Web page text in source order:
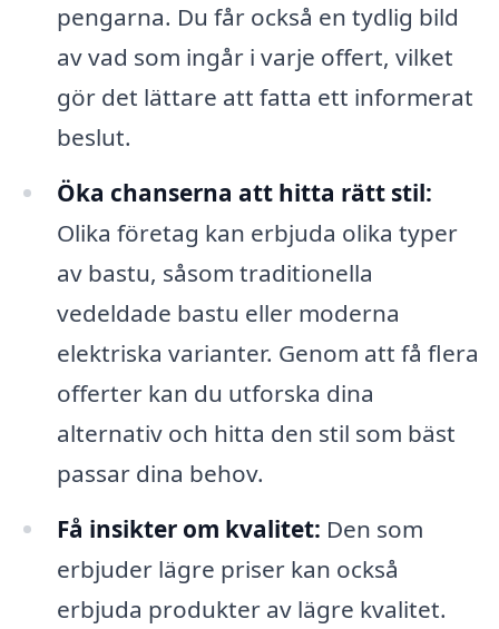
pengarna. Du får också en tydlig bild
av vad som ingår i varje offert, vilket
gör det lättare att fatta ett informerat
beslut.
Öka chanserna att hitta rätt stil:
Olika företag kan erbjuda olika typer
av bastu, såsom traditionella
vedeldade bastu eller moderna
elektriska varianter. Genom att få flera
offerter kan du utforska dina
alternativ och hitta den stil som bäst
passar dina behov.
Få insikter om kvalitet: Den som
erbjuder lägre priser kan också
erbjuda produkter av lägre kvalitet.